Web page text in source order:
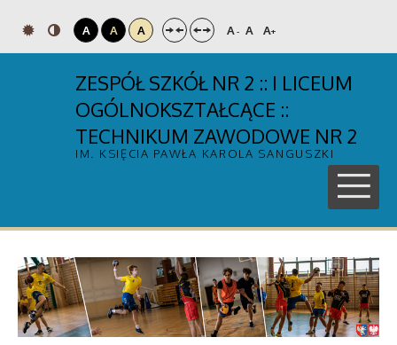
A A A A- A A+
ZESPÓŁ SZKÓŁ NR 2 :: I LICEUM
OGÓLNOKSZTAŁCĄCE ::
TECHNIKUM ZAWODOWE NR 2
IM. KSIĘCIA PAWŁA KAROLA SANGUSZKI